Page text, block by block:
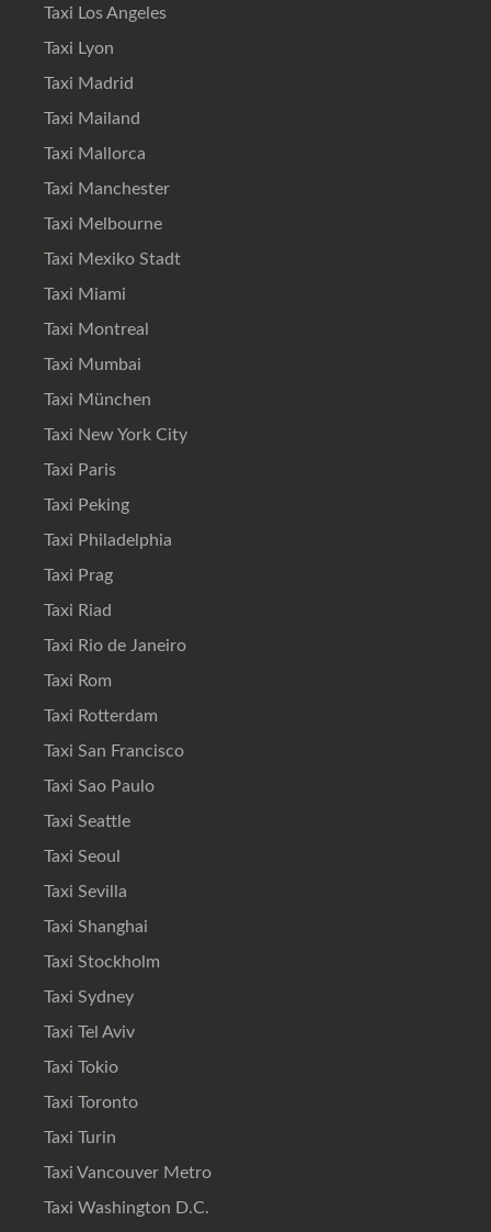
Taxi Los Angeles
Taxi Lyon
Taxi Madrid
Taxi Mailand
Taxi Mallorca
Taxi Manchester
Taxi Melbourne
Taxi Mexiko Stadt
Taxi Miami
Taxi Montreal
Taxi Mumbai
Taxi München
Taxi New York City
Taxi Paris
Taxi Peking
Taxi Philadelphia
Taxi Prag
Taxi Riad
Taxi Rio de Janeiro
Taxi Rom
Taxi Rotterdam
Taxi San Francisco
Taxi Sao Paulo
Taxi Seattle
Taxi Seoul
Taxi Sevilla
Taxi Shanghai
Taxi Stockholm
Taxi Sydney
Taxi Tel Aviv
Taxi Tokio
Taxi Toronto
Taxi Turin
Taxi Vancouver Metro
Taxi Washington D.C.